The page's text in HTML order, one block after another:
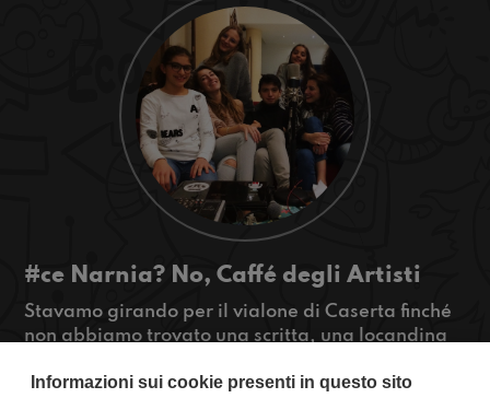
#ce Narnia? No, Caffé degli Artisti
Stavamo girando per il vialone di Caserta finché
non abbiamo trovato una scritta, una locandina
perché c'è un teatro accanto?
Informazioni sui cookie presenti in questo sito